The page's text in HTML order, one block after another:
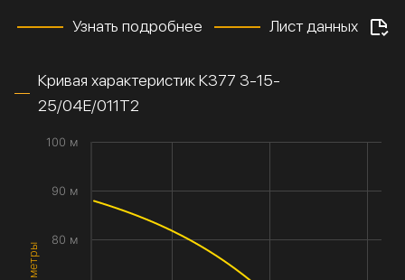
Узнать подробнее Лист данных
Кривая характеристик К377 3-15-
25/04Е/011Т2
80 м
90 м
100 м